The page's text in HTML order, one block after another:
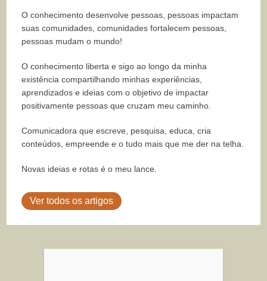
O conhecimento desenvolve pessoas, pessoas impactam
suas comunidades, comunidades fortalecem pessoas,
pessoas mudam o mundo!
O conhecimento liberta e sigo ao longo da minha
existência compartilhando minhas experiências,
aprendizados e ideias com o objetivo de impactar
positivamente pessoas que cruzam meu caminho.
Comunicadora que escreve, pesquisa, educa, cria
conteúdos, empreende e o tudo mais que me der na telha.
Novas ideias e rotas é o meu lance.
Ver todos os artigos